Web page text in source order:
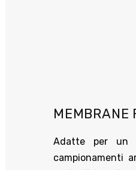
MEMBRANE
Adatte per un
campionamenti